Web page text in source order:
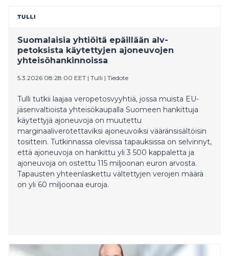
veropäätökset pitäisi suunnitella kasvun ja
verotuksen maksimointi pitäisi olla politiikan
tavoitteena. Tuore Etla-tutkimus varoittaa, että korkea
verotus ei ainoastaan vääristä lyhyen aikavälin työn
tarjontaa, vaan heikentää pitkän aikavälin kasvun
aineettoman pääoman kertymistä.
Suomalaisia yhtiöitä epäillään alv-
petoksista käytettyjen ajoneuvojen
yhteisöhankinnoissa
5.3.2026 08:28:00 EET | Tulli | Tiedote
Tulli tutkii laajaa veropetosvyyhtiä, jossa muista EU-
jäsenvaltioista yhteisökaupalla Suomeen hankittuja
käytettyjä ajoneuvoja on muutettu
marginaaliverotettaviksi ajoneuvoiksi vääränsisältöisin
tosittein. Tutkinnassa olevissa tapauksissa on selvinnyt,
että ajoneuvoja on hankittu yli 3 500 kappaletta ja
ajoneuvoja on ostettu 115 miljoonan euron arvosta.
Tapausten yhteenlaskettu vältettyjen verojen määrä
on yli 60 miljoonaa euroja.